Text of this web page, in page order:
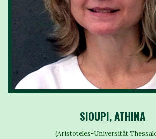
SIOUPI, ATHINA
(Aristoteles-Universität